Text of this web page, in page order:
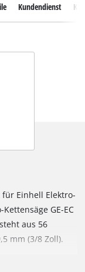
Kundendienst
Einhell Elektro-
GE-EC
aus 56
mm (3/8 Zoll).